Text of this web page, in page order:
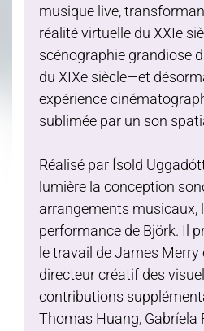
musique live,
réalité virtuelle du XXIe
scénographie grandiose
du XIXe siècle—et
expérience
sublimée par un son
Réalisé par Ísold
lumière la conception
arrangements musicaux,
performance de Björk. Il
le travail de James
directeur créatif des
contributions
Thomas Huang, Gabríela